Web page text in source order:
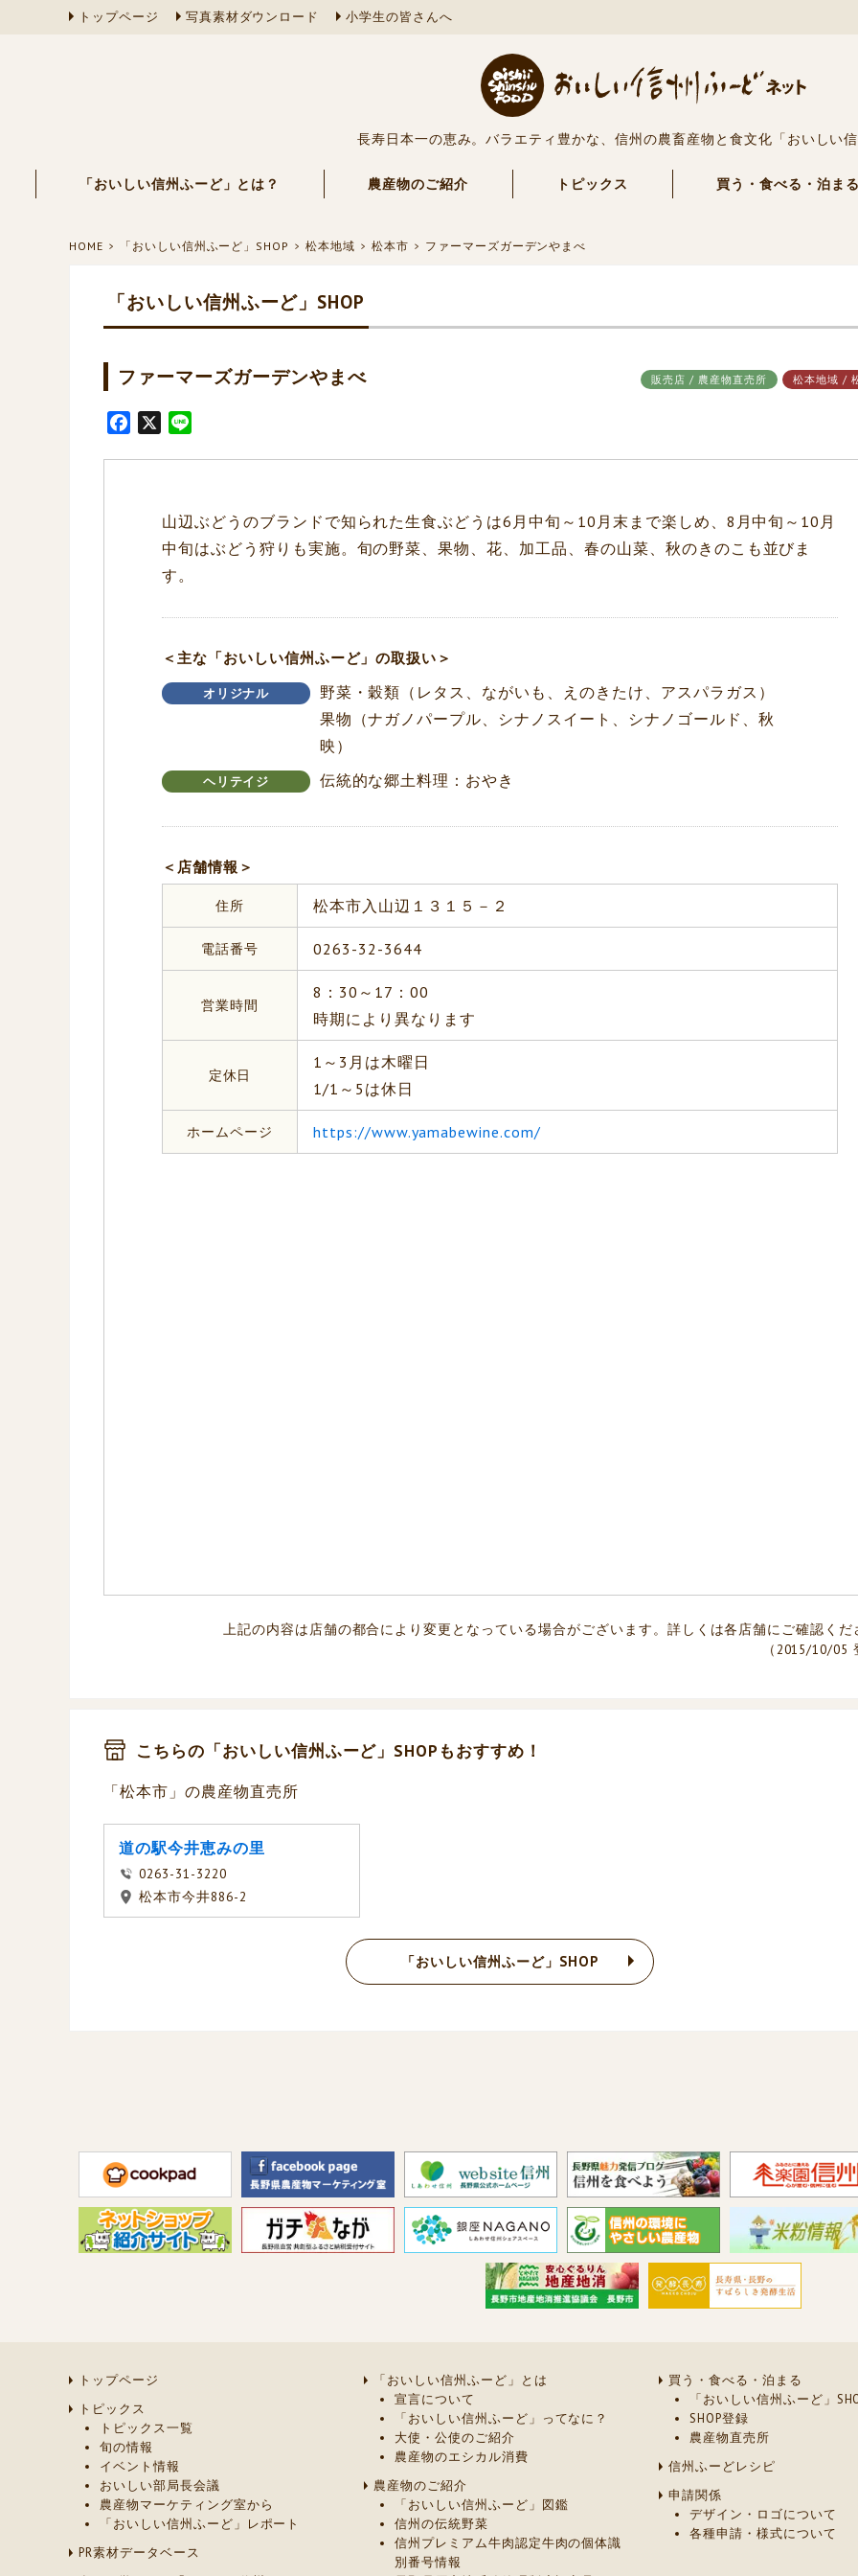
トップページ 写真素材ダウンロード 小学生の皆さんへ
長寿日本一の恵み。バラエティ豊かな、信州の農畜産物と食文化「おいしい信
「おいしい信州ふーど」とは？ 農産物のご紹介 トピックス 買う・食べる・泊まる
HOME 「おいしい信州ふーど」SHOP 松本地域 松本市 ファーマーズガーデンやまべ
「おいしい信州ふーど」SHOP
ファーマーズガーデンやまべ 販売店 / 農産物直売所 松本地域 /
山辺ぶどうのブランドで知られた生食ぶどうは6月中旬～10月末まで楽しめ、8月中旬～10月
中旬はぶどう狩りも実施。旬の野菜、果物、花、加工品、春の山菜、秋のきのこも並びま
す。
＜主な「おいしい信州ふーど」の取扱い＞
オリジナル
野菜・穀類（レタス、ながいも、えのきたけ、アスパラガス）
果物（ナガノパープル、シナノスイート、シナノゴールド、秋
映）
ヘリテイジ 伝統的な郷土料理：おやき
＜店舗情報＞
住所 松本市入山辺１３１５－２
電話番号 0263-32-3644
営業時間
8：30～17：00
時期により異なります
定休日
1～3月は木曜日
1/1～5は休日
ホームページ https://www.yamabewine.com/
上記の内容は店舗の都合により変更となっている場合がございます。詳しくは各店舗にご確認くだ
（2015/10/05
こちらの「おいしい信州ふーど」SHOPもおすすめ！
「松本市」の農産物直売所
道の駅今井恵みの里
0263-31-3220
松本市今井886-2
「おいしい信州ふーど」SHOP
トップページ
トピックス
トピックス一覧
旬の情報
イベント情報
おいしい部局長会議
農産物マーケティング室から
「おいしい信州ふーど」レポート
PR素材データベース
「おいしい信州ふーど」とは
宣言について
「おいしい信州ふーど」ってなに？
大使・公使のご紹介
農産物のエシカル消費
農産物のご紹介
「おいしい信州ふーど」図鑑
信州の伝統野菜
信州プレミアム牛肉認定牛肉の個体識
別番号情報
買う・食べる・泊まる
「おいしい信州ふーど」
SHOP登録
農産物直売所
信州ふーどレシピ
申請関係
デザイン・ロゴについて
各種申請・様式について